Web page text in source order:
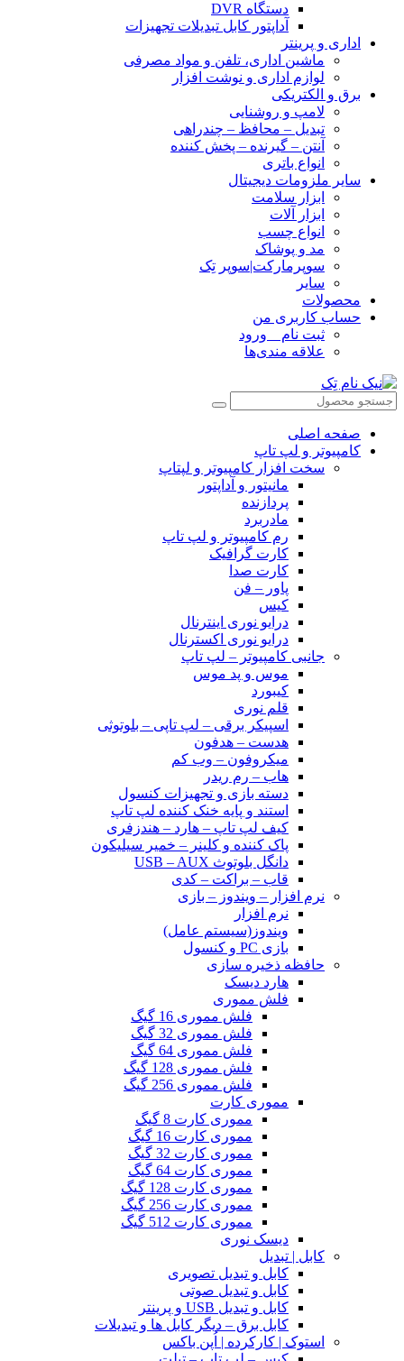
دستگاه DVR
آداپتور کابل تبدیلات تجهیزات
اداری و پرینتر
ماشین اداری، تلفن و مواد مصرفی
لوازم اداری و نوشت افزار
برق و الکتریکی
لامپ و روشنایی
تبدیل – محافظ – چندراهی
آنتن – گیرنده – پخش کننده
انواع باتری
سایر ملزومات دیجیتال
ابزار سلامت
ابزار آلات
انواع چسب
مد و پوشاک
سوپرمارکت|سوپر تِک
سایر
محصولات
حساب کاربری من
ثبت نام _ ورود
علاقه مندی‌ها
صفحه اصلی
کامپیوتر و‌‌‌‌‌ لپ تاپ
سخت افزار کامپیوتر و لپتاپ
مانیتور و آداپتور
پردازنده
مادربرد
رم کامپیوتر و لپ تاپ
کارت گرافیک
کارت صدا
پاور – فن
کیس
درایو نوری اینترنال
درایو نوری اکسترنال
جانبی کامپیوتر – لپ تاپ
موس و پد موس
کیبورد
قلم نوری
اسپیکر برقی – لپ تاپی – بلوتوثی
هدست – هدفون
میکروفون – وب کم
هاب – رم ریدر
دسته بازی و تجهیزات کنسول
استند و پایه خنک کننده لپ تاپ
کیف لپ تاپ – هارد – هندزفری
پاک کننده و کلینر – خمیر سیلیکون
دانگل بلوتوث USB – AUX
قاب – براکت – کدی
نرم افزار – ویندوز – بازی
نرم افزار
ویندوز(سیستم عامل)
بازی PC و کنسول
حافظه ذخیره سازی
هارد دیسک
فلش مموری
فلش مموری 16 گیگ
فلش مموری 32 گیگ
فلش مموری 64 گیگ
فلش مموری 128 گیگ
فلش مموری 256 گیگ
مموری کارت
مموری کارت 8 گیگ
مموری کارت 16 گیگ
مموری کارت 32 گیگ
مموری کارت 64 گیگ
مموری کارت 128 گیگ
مموری کارت 256 گیگ
مموری کارت 512 گیگ
دیسک نوری
کابل | تبدیل
کابل و تبدیل تصویری
کابل و تبدیل صوتی
کابل و تبدیل USB و پرینتر
کابل برق – دیگر کابل ها و تبدیلات
استوک | کارکرده | اُپن باکس